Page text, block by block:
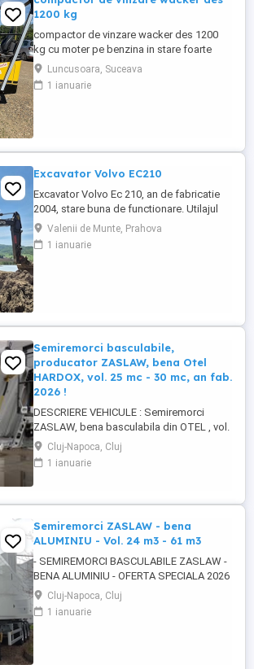
1200 kg
compactor de vinzare wacker des 1200
kg cu moter pe benzina in stare foarte
buna de functionare cu vibratie si apa pt
valurii pentru mai multe detalii pe watzup
darius
Luncusoara, Suceava
1 ianuarie
Excavator Volvo EC210
Excavator Volvo Ec 210, an de fabricatie
2004, stare buna de functionare. Utilajul
are cupla hidarulica rapida, linii hidraulice
auxiliare pentru picon, foarfeca, etc.
Motorul este Deutz-Volvo cu racire pe
Valenii de Munte, Prahova
1 ianuarie
Semiremorci basculabile,
producator ZASLAW, bena Otel
HARDOX, vol. 25 mc - 30 mc, an fab.
2026 !
DESCRIERE VEHICULE : Semiremorci
ZASLAW, bena basculabila din OTEL , vol.
24 mc - 30 mc, (stoc nou 2026 sau in
fabricatie ZASLAW) . DETALII: -
Semiremorci basculabile pe 3 axe, bena
Cluj-Napoca, Cluj
1 ianuarie
Semiremorci ZASLAW - bena
ALUMINIU - Vol. 24 m3 - 61 m3
- SEMIREMORCI BASCULABILE ZASLAW -
BENA ALUMINIU - OFERTA SPECIALA 2026
!! - VEHICULE NOI - ( pe stoc SAU în
fabricație ZASLAW - cu termen SCURT de
livrare ) DESCRIERE VEHICULE : -
Cluj-Napoca, Cluj
1 ianuarie